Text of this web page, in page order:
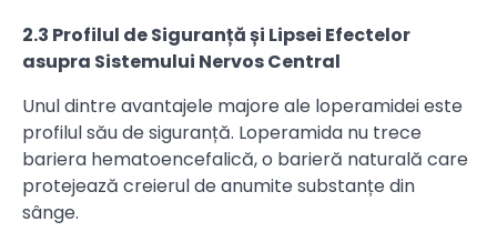
2.3 Profilul de Siguranță și Lipsei Efectelor
asupra Sistemului Nervos Central
Unul dintre avantajele majore ale loperamidei este
profilul său de siguranță. Loperamida nu trece
bariera hematoencefalică, o barieră naturală care
protejează creierul de anumite substanțe din
sânge.